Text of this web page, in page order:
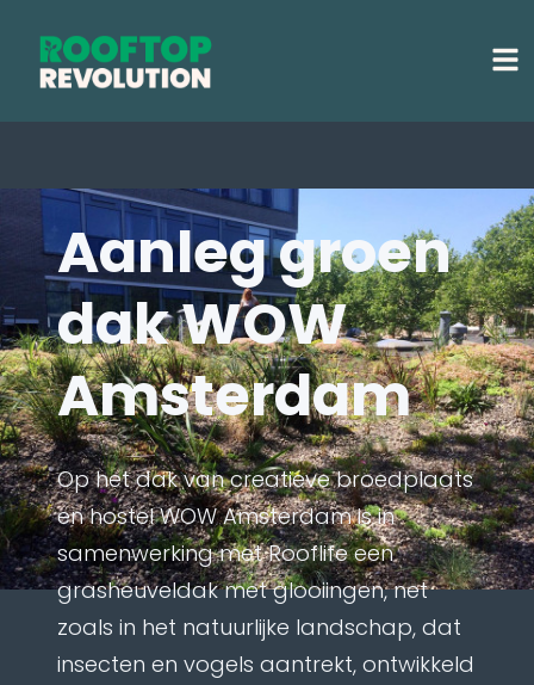
Aanleg groen
dak WOW
Amsterdam
Op het dak van creatieve broedplaats
en hostel WOW Amsterdam is in
samenwerking met Rooflife een
grasheuveldak met glooiingen, net
zoals in het natuurlijke landschap, dat
insecten en vogels aantrekt, ontwikkeld